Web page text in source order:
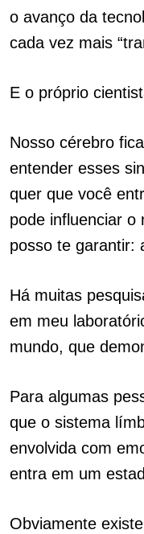
o avanço da
cada vez mais
E o próprio
Nosso cérebro
entender esses
quer que você
pode influenciar o
posso te garantir:
Há muitas
em meu
mundo, que
Para algumas
que o sistema
envolvida com
entra em um
Obviamente